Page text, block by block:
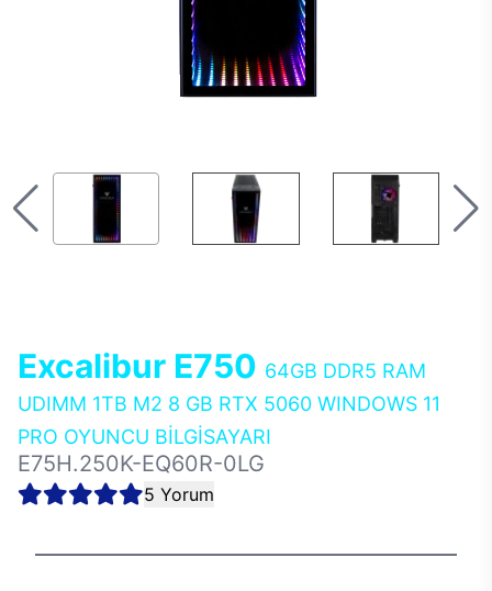
Excalibur E750 64GB DDR5 RAM
UDIMM 1TB M2 8 GB RTX 5060 WINDOWS 11
PRO OYUNCU BİLGİSAYARI
E75H.250K-EQ60R-0LG
5 Yorum